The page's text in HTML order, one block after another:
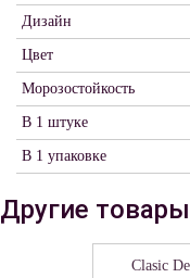
Дизайн
Цвет
Морозостойкость
В 1 штуке
В 1 упаковке
Другие
Clasic